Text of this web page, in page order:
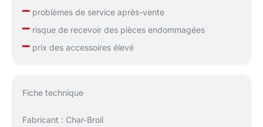
–problèmes de service après-vente
–risque de recevoir des pièces endommagées
–prix des accessoires élevé
Fiche technique
Fabricant : Char-Broil